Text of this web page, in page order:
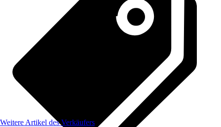
Weitere Artikel des Verkäufers